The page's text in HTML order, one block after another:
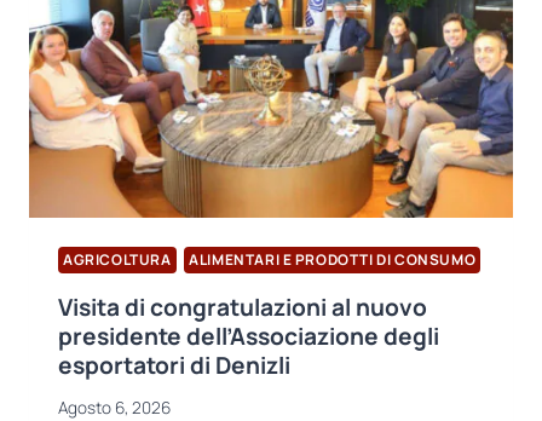
AGRICOLTURA ALIMENTARI E PRODOTTI DI CONSUMO
Visita di congratulazioni al nuovo
presidente dell’Associazione degli
esportatori di Denizli
Agosto 6, 2026